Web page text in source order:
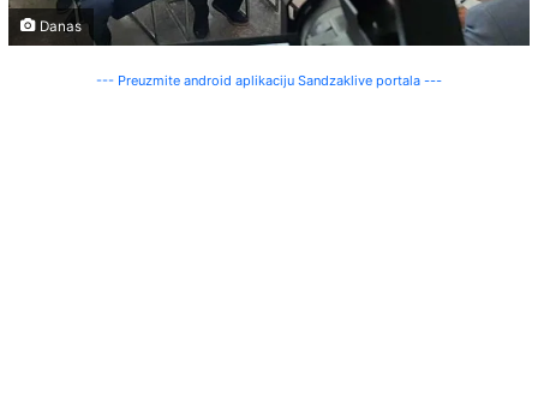
Danas
--- Preuzmite android aplikaciju Sandzaklive portala ---